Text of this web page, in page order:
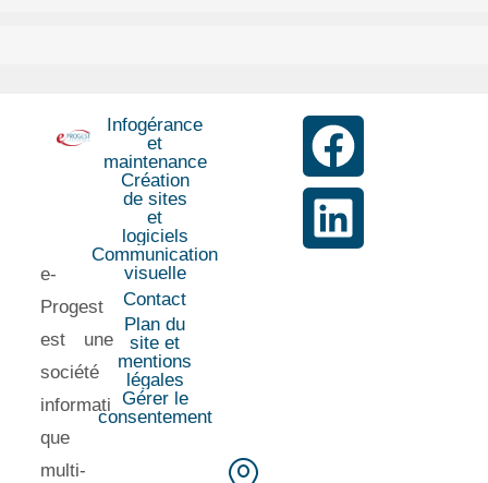
e-
Progest
est une
société
informati
que
multi-
Infogérance
et
maintenance
Création
de sites
et
logiciels
Communication
visuelle
Contact
Plan du
site et
mentions
légales
Gérer le
consentement